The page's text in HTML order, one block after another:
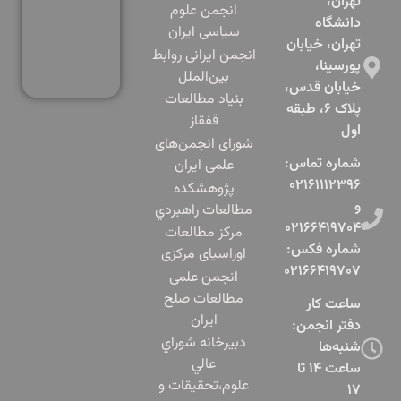
دانشگاه
تهران، خیابان
پورسینا،
خیابان قدس،
پلاک ۶، طبقه
اول​
شماره تماس:
۰۲۱۶۱۱۱۲۳۹۶
و
۰۲۱۶۶۴۱۹۷۰۴
شماره فکس:
۰۲۱۶۶۴۱۹۷۰۷
ساعت کار
دفتر انجمن:
شنبه‌ها
ساعت ۱۴ تا
۱۷
انجمن علوم
سیاسی ایران
انجمن ایرانی روابط
بین‌الملل
بنياد مطالعات
قفقاز
شورای انجمن‌های
علمی ایران
پژوهشكده
مطالعات راهبردي
مرکز مطالعات
اوراسیای مرکزی
انجمن علمی
مطالعات صلح
ایران
دبيرخانه شوراي
عالي
علوم،‌تحقيقات و